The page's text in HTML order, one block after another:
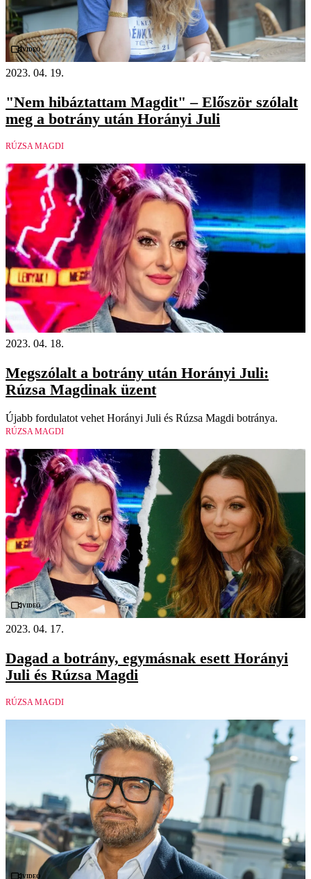
Videó
2023. 04. 19.
"Nem hibáztattam Magdit" – Először szólalt
meg a botrány után Horányi Juli
RÚZSA MAGDI
2023. 04. 18.
Megszólalt a botrány után Horányi Juli:
Rúzsa Magdinak üzent
Újabb fordulatot vehet Horányi Juli és Rúzsa Magdi botránya.
RÚZSA MAGDI
Videó
2023. 04. 17.
Dagad a botrány, egymásnak esett Horányi
Juli és Rúzsa Magdi
RÚZSA MAGDI
Videó